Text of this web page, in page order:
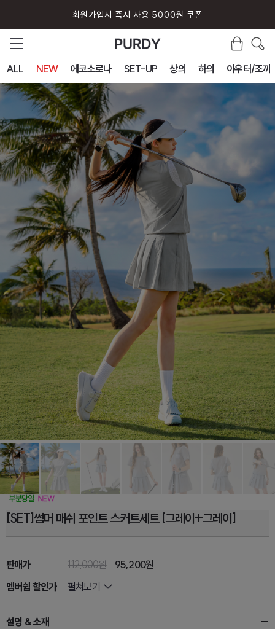
회원가입시 즉시 사용 5000원 쿠폰
ALL NEW 에코소로나 SET-UP 상의 하의 아우터/조끼
[SET]썸머 매쉬 포인트 스커트세트 [그레이+그레이]
판매가 112,000원 95,200원
멤버쉽 할인가
펼쳐보기
설명 & 소재